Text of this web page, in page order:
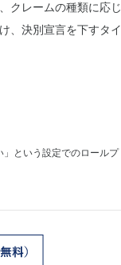
クレームの種類に応じ
、決別宣言を下すタイ
という設定でのロールプ